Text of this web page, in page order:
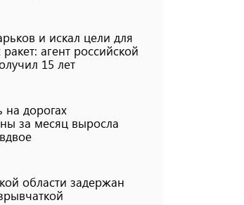
и искал цели для
агент российской
15 лет
на дорогах
за месяц выросла
области задержан